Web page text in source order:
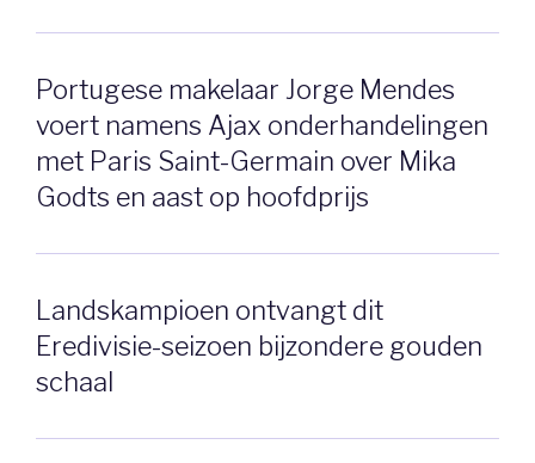
Portugese makelaar Jorge Mendes
voert namens Ajax onderhandelingen
met Paris Saint-Germain over Mika
Godts en aast op hoofdprijs
Landskampioen ontvangt dit
Eredivisie-seizoen bijzondere gouden
schaal